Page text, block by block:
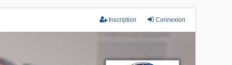
Connexion
Inscription